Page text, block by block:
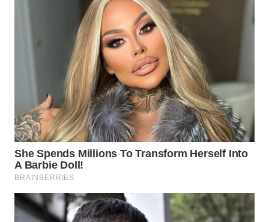
SAMOSIR
WN
PADANG
LAWAS
SUMEDANG